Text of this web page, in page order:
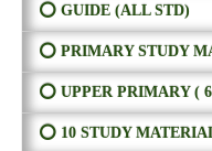
⭕ GUIDE (ALL STD)
⭕ PRIMARY STUDY
⭕ UPPER PRIMARY (
⭕ 10 STUDY